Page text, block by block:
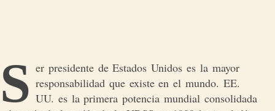
S er presidente de Estados Unidos es la mayor
responsabilidad que existe en el mundo. EE.
UU. es la primera potencia mundial consolidada